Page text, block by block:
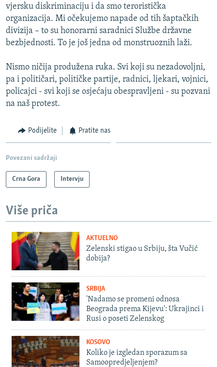
vjersku diskriminaciju i da smo teroristička
organizacija. Mi očekujemo napade od tih šaptačkih
divizija – to su honorarni saradnici Službe državne
bezbjednosti. To je još jedna od monstruoznih laži.
Nismo ničija produžena ruka. Svi koji su nezadovoljni,
pa i političari, političke partije, radnici, ljekari, vojnici,
policajci - svi koji se osjećaju obespravljeni - su pozvani
na naš protest.
Podijelite Pratite nas
Povezani sadržaji
Crna Gora Intervju
Više priča
AKTUELNO
Zelenski stigao u Srbiju, šta Vučić
dobija?
SRBIJA
'Nadamo se promeni odnosa
Beograda prema Kijevu': Ukrajinci i
Rusi o poseti Zelenskog
KOSOVO
Koliko je izgledan sporazum sa
Samoopredjeljenjem?